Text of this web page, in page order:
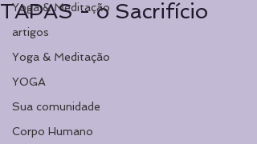
Yoga & Meditação
artigos
Yoga & Meditação
YOGA
Sua comunidade
Corpo Humano
TAPAS - o Sacrifício